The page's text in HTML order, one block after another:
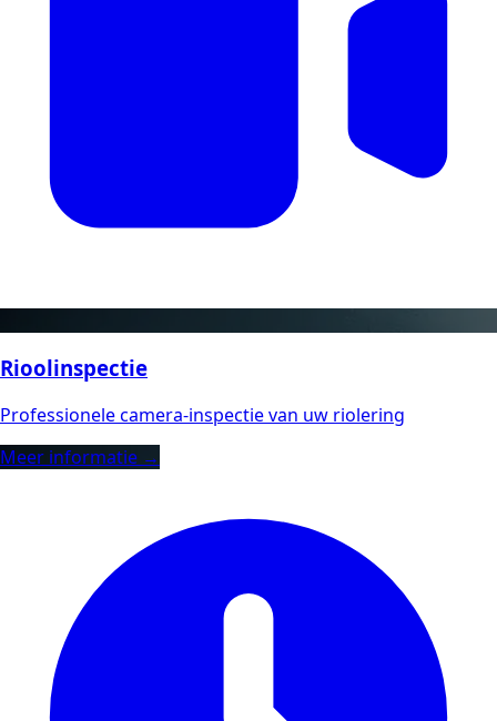
Rioolinspectie
Professionele camera-inspectie van uw riolering
Meer informatie →